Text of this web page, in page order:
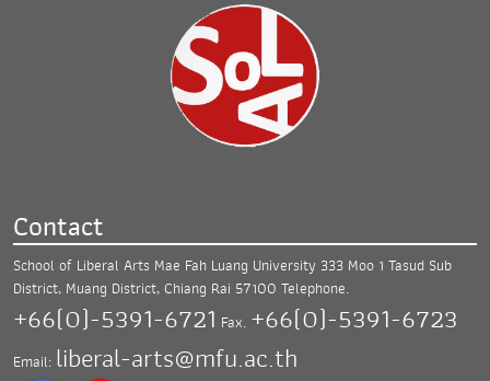
Contact
School of Liberal Arts Mae Fah Luang University 333 Moo 1 Tasud Sub
District, Muang District,Chiang Rai 57100 Telephone.
+66(0)-5391-6721 Fax. +66(0)-5391-6723
Email: liberal-arts@mfu.ac.th